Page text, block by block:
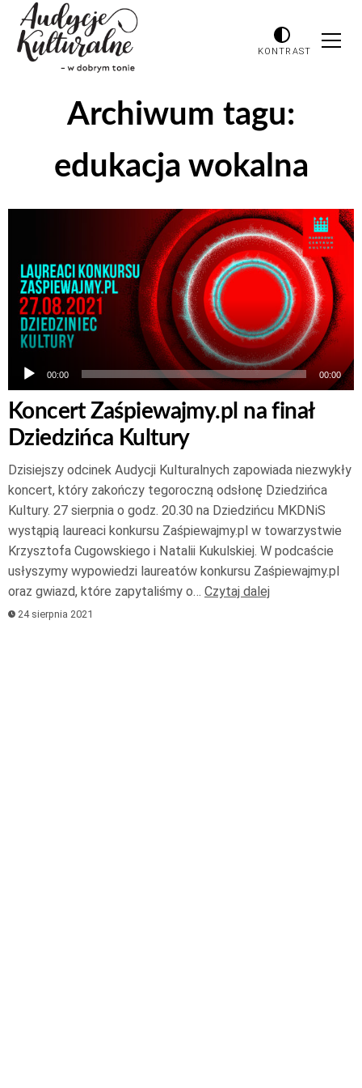
KONTRAST
Archiwum tagu:
edukacja wokalna
dźwiękowych
00:00 00:00
Koncert Zaśpiewajmy.pl na finał
Dziedzińca Kultury
Dzisiejszy odcinek Audycji Kulturalnych zapowiada niezwykły
koncert, który zakończy tegoroczną odsłonę Dziedzińca
Kultury. 27 sierpnia o godz. 20.30 na Dziedzińcu MKDNiS
wystąpią laureaci konkursu Zaśpiewajmy.pl w towarzystwie
Krzysztofa Cugowskiego i Natalii Kukulskiej. W podcaście
usłyszymy wypowiedzi laureatów konkursu Zaśpiewajmy.pl
oraz gwiazd, które zapytaliśmy o… Czytaj dalej
24 sierpnia 2021